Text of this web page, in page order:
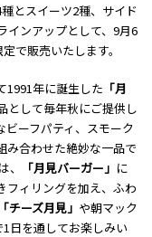
とスイーツ2種、サイド
インアップとして、9月6
で販売いたします。
1991年に誕生した 「月
として毎年秋にご提供し
ーフパティ、スモーク
み合わせた絶妙な一品で
は、 「月見バーガー」 に
フィリングを加え、ふわ
「チーズ月見」 や朝マック
日を通してお楽しみい